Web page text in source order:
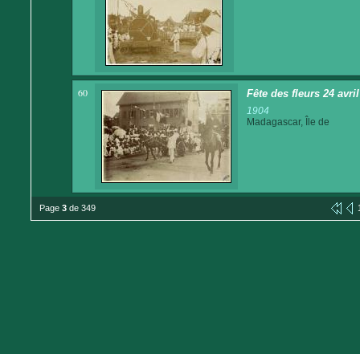
60 Fête des fleurs 24 avril
1904
Madagascar, Île de
Page 3 de 349